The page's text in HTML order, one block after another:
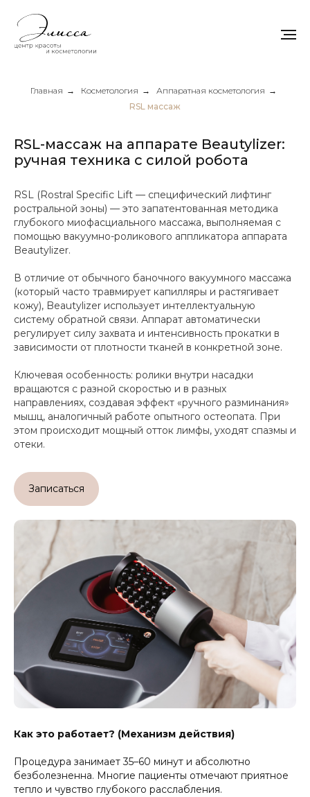
Главная → Косметология → Аппаратная косметология →
RSL массаж
RSL-массаж на аппарате Beautylizer:
ручная техника с силой робота
RSL (Rostral Specific Lift — специфический лифтинг
ростральной зоны) — это запатентованная методика
глубокого миофасциального массажа, выполняемая с
помощью вакуумно-роликового аппликатора аппарата
Beautylizer.
В отличие от обычного баночного вакуумного массажа
(который часто травмирует капилляры и растягивает
кожу), Beautylizer использует интеллектуальную
систему обратной связи. Аппарат автоматически
регулирует силу захвата и интенсивность прокатки в
зависимости от плотности тканей в конкретной зоне.
Ключевая особенность: ролики внутри насадки
вращаются с разной скоростью и в разных
направлениях, создавая эффект «ручного разминания»
мышц, аналогичный работе опытного остеопата. При
этом происходит мощный отток лимфы, уходят спазмы и
отеки.
Записаться
Как это работает? (Механизм действия)
Процедура занимает 35–60 минут и абсолютно
безболезненна. Многие пациенты отмечают приятное
тепло и чувство глубокого расслабления.